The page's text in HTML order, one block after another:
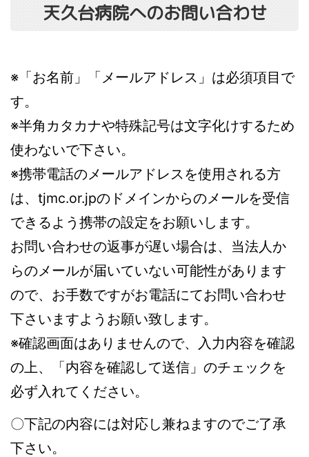
天久台病院へのお問い合わせ
※「お名前」「メールアドレス」は必須項目で
す。
※半角カタカナや特殊記号は文字化けするため
使わないで下さい。
※携帯電話のメールアドレスを使用される方
は、tjmc.or.jpのドメインからのメールを受信
できるよう携帯の設定をお願いします。
お問い合わせの返事が遅い場合は、当法人か
らのメールが届いていない可能性があります
ので、お手数ですがお電話にてお問い合わせ
下さいますようお願い致します。
※確認画面はありませんので、入力内容を確認
の上、「内容を確認して送信」のチェックを
必ず入れてください。
〇下記の内容には対応し兼ねますのでご了承
下さい。